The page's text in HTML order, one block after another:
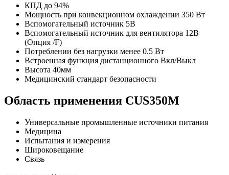
КПД до 94%
Мощность при конвекционном охлаждении 350 Вт
Вспомогательный источник 5В
Вспомогательный источник для вентилятора 12В
(Опция /F)
Потреблении без нагрузки менее 0.5 Вт
Встроенная функция дистанционного Вкл/Выкл
Высота 40мм
Медицинский стандарт безопасности
Область применения CUS350M
Универсальные промышленные источники питания
Медицина
Испытания и измерения
Широковещание
Связь